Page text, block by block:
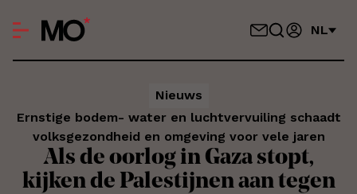
NL
Nieuws
Ernstige bodem- water en luchtvervuiling schaadt
volksgezondheid en omgeving voor vele jaren
Als de oorlog in Gaza stopt,
kijken de Palestijnen aan tegen